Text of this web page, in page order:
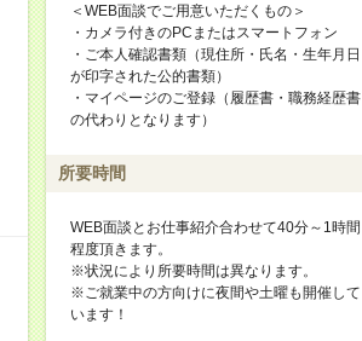
＜WEB面談でご用意いただくもの＞
・カメラ付きのPCまたはスマートフォン
・ご本人確認書類（現住所・氏名・生年月日
が印字された公的書類）
・マイページのご登録（履歴書・職務経歴書
の代わりとなります）
所要時間
WEB面談とお仕事紹介合わせて40分～1時間
程度頂きます。
※状況により所要時間は異なります。
※ご就業中の方向けに夜間や土曜も開催して
います！